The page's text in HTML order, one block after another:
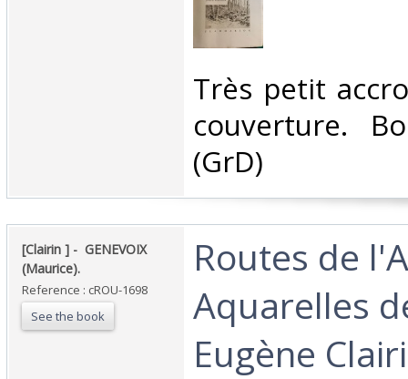
‎Très petit
couverture.
(GrD) ‎
‎[Clairin ] - ‎ ‎GENEVOIX
(Maurice).‎
Reference : cROU-1698
See the book
‎Routes de
Aquarelles
Eugène